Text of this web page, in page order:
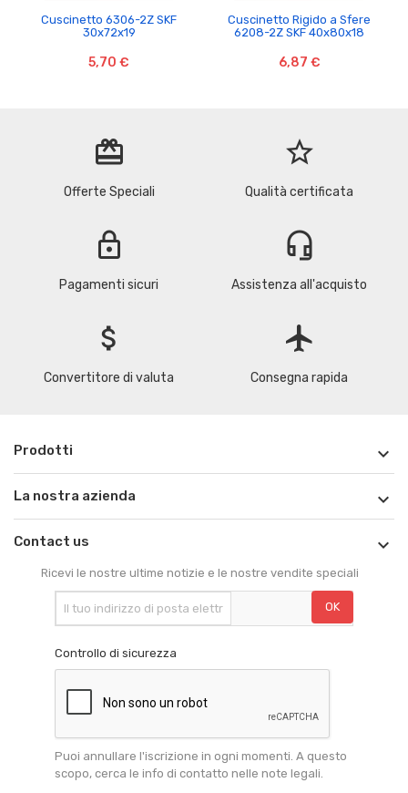
Cuscinetto 6306-2Z SKF
30x72x19
5,70 €
Cuscinetto Rigido a Sfere
6208-2Z SKF 40x80x18
6,87 €
redeem
Offerte Speciali
star_border
Qualità certificata
lock
Pagamenti sicuri
headset_mic
Assistenza all'acquisto
attach_money
Convertitore di valuta
flight
Consegna rapida
Prodotti 
La nostra azienda 
Contact us 
Ricevi le nostre ultime notizie e le nostre vendite speciali
Controllo di sicurezza
Puoi annullare l'iscrizione in ogni momenti. A questo
scopo, cerca le info di contatto nelle note legali.